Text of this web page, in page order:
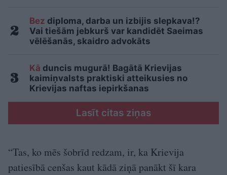
Bez diploma, darba un izbijis slepkava!?
Vai tiešām jebkurš var kandidēt Saeimas
vēlēšanās, skaidro advokāts
Kā duncis mugurā! Bagātā Krievijas
kaimiņvalsts praktiski atteikusies no
Krievijas naftas iepirkšanas
Lasīt citas ziņas
“Tas, ko mēs šobrīd redzam, ir, ka Krievija
patiesībā cenšas kaut kādā ziņā panākt šī kara